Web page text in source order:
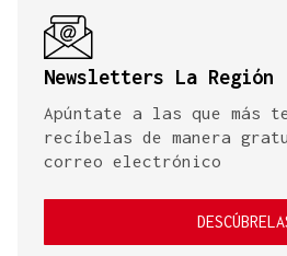
Newsletters La Región
Apúntate a las que más
recíbelas de manera
correo electrónico